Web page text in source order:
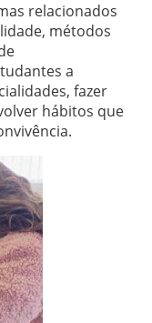
relacionados
métodos
a
fazer
hábitos que